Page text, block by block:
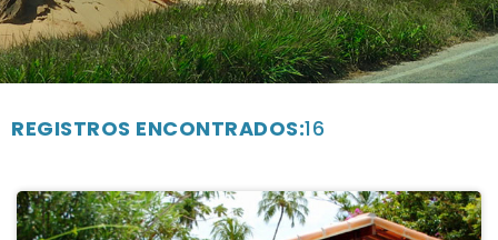
REGISTROS ENCONTRADOS:16